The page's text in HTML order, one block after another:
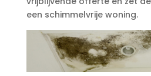
een schimmelvrije woning.​